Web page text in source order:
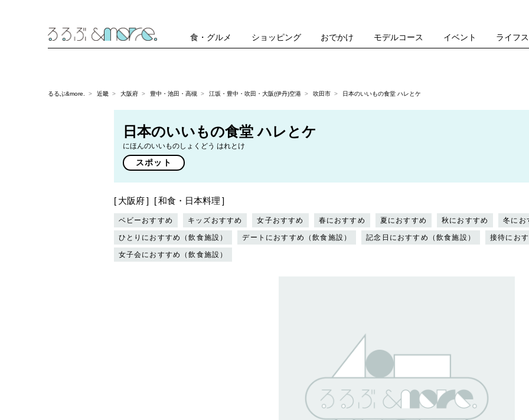
食・グルメ ショッピング おでかけ モデルコース イベント ライフ
るるぶ&more. 近畿 大阪府 豊中・池田・高槻 江坂・豊中・吹田・大阪(伊丹)空港 吹田市 日本のいいもの食堂 ハレとケ
日本のいいもの食堂 ハレとケ
にほんのいいものしょくどう はれとけ
スポット
大阪府 和食・日本料理
ベビーおすすめ キッズおすすめ 女子おすすめ 春におすすめ 夏におすすめ 秋におすすめ 冬にお
ひとりにおすすめ（飲食施設） デートにおすすめ（飲食施設） 記念日におすすめ（飲食施設） 接待にお
女子会におすすめ（飲食施設）